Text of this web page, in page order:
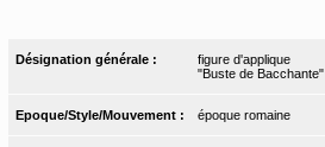
Désignation générale :
figure d'applique
"Buste de Bacchante"
Epoque/Style/Mouvement : époque romaine